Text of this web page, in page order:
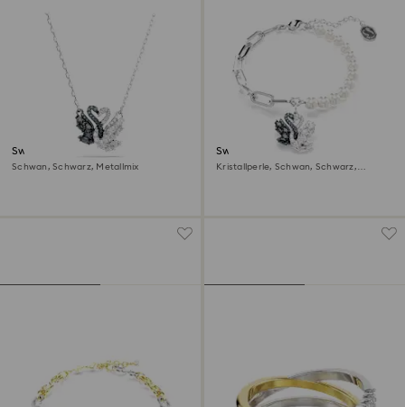
Swan Anhänger
Schwan, Schwarz, Metallmix
Swan Armband
Kristallperle, Schwan, Schwarz,